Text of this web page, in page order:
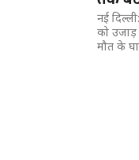
नई
को उजाड़
मौत के